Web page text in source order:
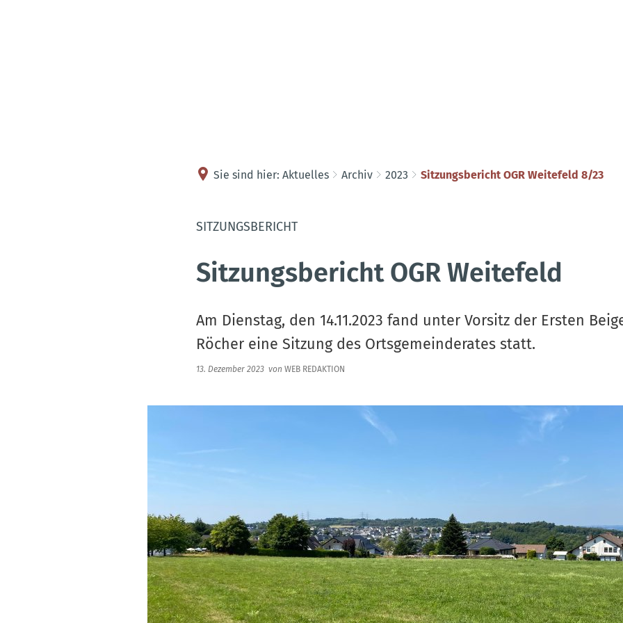
Sie sind hier: Aktuelles Archiv 2023 Sitzungsbericht OGR Weitefeld 8/23
SITZUNGSBERICHT
Sitzungsbericht OGR Weitefeld
Am Dienstag, den 14.11.2023 fand unter Vorsitz der Ersten
Röcher eine Sitzung des Ortsgemeinderates statt.
13. Dezember 2023 von WEB REDAKTION